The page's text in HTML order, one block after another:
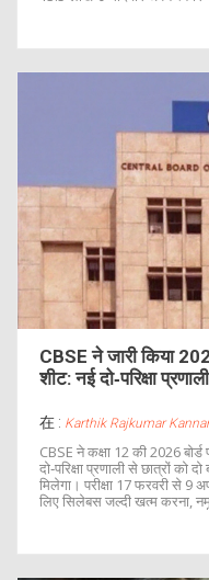
CBSE ने जारी किया
शीट: नई दो‑परिक्षा
在 : Karthik Rajkumar
CBSE ने कक्षा 12 की 2026 बोर्ड
दो‑परिक्षा प्रणाली से छात्रों को
मिलेगा। परीक्षा 17 फरवरी से 9
लिए सिलेबस जल्दी खत्म करना,